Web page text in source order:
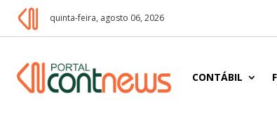
quinta-feira, agosto 06, 2026
CONTÁBIL